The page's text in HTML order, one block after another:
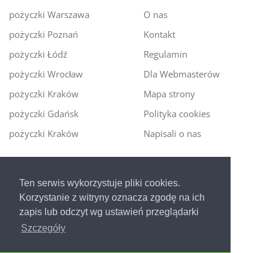
Ten serwis wykorzystuje pliki cookies.
Korzystanie z witryny oznacza zgodę na ich
zapis lub odczyt wg ustawień przeglądarki
Szczegóły
pożyczki Warszawa
pożyczki Poznań
pożyczki Łódź
pożyczki Wrocław
pożyczki Kraków
pożyczki Gdańsk
pożyczki Kraków
O nas
Kontakt
Regulamin
Dla Webmasterów
Mapa strony
Polityka cookies
Napisali o nas
Ekspert kredytowy online - nowa era szybkiego i
bezpiecznego pożyczania!